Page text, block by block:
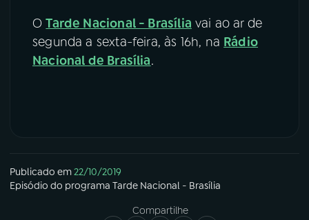
OTarde Nacional - Brasília vai ao ar de
segunda a sexta-feira, às 16h, na Rádio
Nacional de Brasília.
Publicado em22/10/2019
Episódio do programa Tarde Nacional - Brasília
Compartilhe